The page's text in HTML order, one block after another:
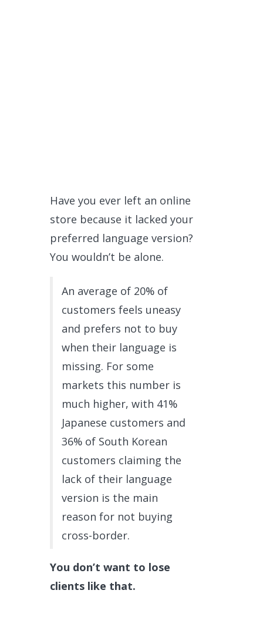
Have you ever left an online
store because it lacked your
preferred language version?
You wouldn’t be alone.
An average of 20% of
customers feels uneasy
and prefers not to buy
when their language is
missing. For some
markets this number is
much higher, with 41%
Japanese customers and
36% of South Korean
customers claiming the
lack of their language
version is the main
reason for not buying
cross-border.
You don’t want to lose
clients like that.